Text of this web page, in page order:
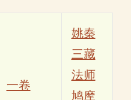
一卷
姚秦
三藏
法师
鸠摩